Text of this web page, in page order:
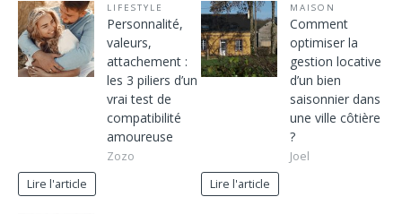
LIFESTYLE
Personnalité,
valeurs,
attachement :
les 3 piliers d’un
vrai test de
compatibilité
amoureuse
Zozo
Lire l'article
MAISON
Comment
optimiser la
gestion locative
d’un bien
saisonnier dans
une ville côtière
?
Joel
Lire l'article